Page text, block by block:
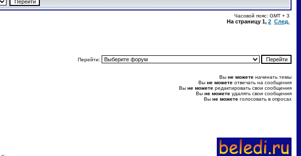
Часовой пояс: GMT + 3
На страницу 1, 2 След.
Перейти:
Вы не можете начинать темы
Вы не можете отвечать на сообщения
Вы не можете редактировать свои сообщения
Вы не можете удалять свои сообщения
Вы не можете голосовать в опросах